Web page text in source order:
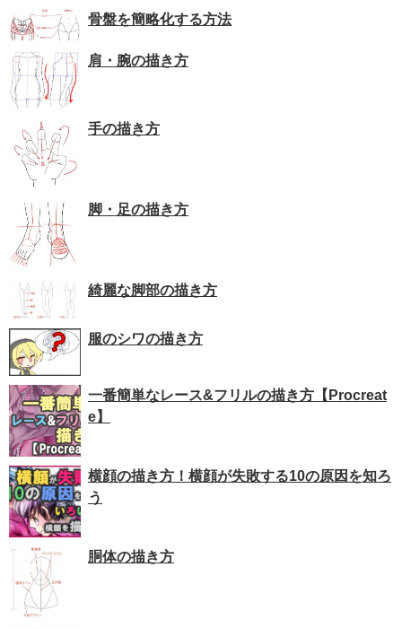
骨盤を簡略化する方法
肩・腕の描き方
手の描き方
脚・足の描き方
綺麗な脚部の描き方
服のシワの描き方
一番簡単なレース&フリルの描き方【Procreat
e】
横顔の描き方！横顔が失敗する10の原因を知ろ
う
胴体の描き方